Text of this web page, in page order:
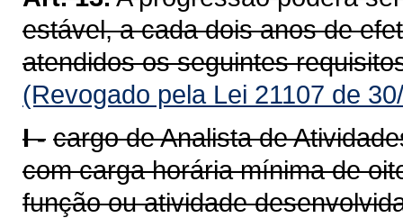
estável, a cada dois anos de
atendidos os seguintes
(Revogado pela Lei 21107 de
I - cargo de Analista de
com carga horária mínima de
função ou atividade